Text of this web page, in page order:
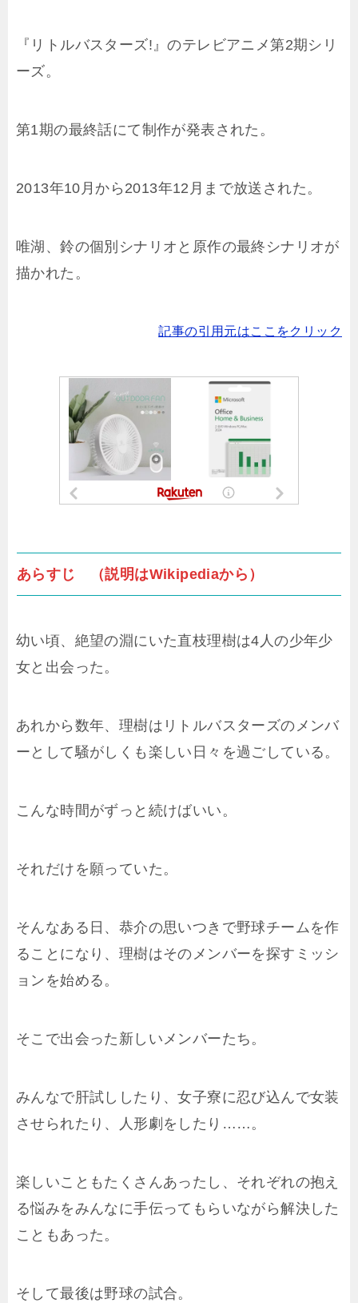
『リトルバスターズ!』のテレビアニメ第2期シリ
ーズ。
第1期の最終話にて制作が発表された。
2013年10月から2013年12月まで放送された。
唯湖、鈴の個別シナリオと原作の最終シナリオが
描かれた。
記事の引用元はここをクリック
あらすじ （説明はWikipediaから）
幼い頃、絶望の淵にいた直枝理樹は4人の少年少
女と出会った。
あれから数年、理樹はリトルバスターズのメンバ
ーとして騒がしくも楽しい日々を過ごしている。
こんな時間がずっと続けばいい。
それだけを願っていた。
そんなある日、恭介の思いつきで野球チームを作
ることになり、理樹はそのメンバーを探すミッシ
ョンを始める。
そこで出会った新しいメンバーたち。
みんなで肝試ししたり、女子寮に忍び込んで女装
させられたり、人形劇をしたり……。
楽しいこともたくさんあったし、それぞれの抱え
る悩みをみんなに手伝ってもらいながら解決した
こともあった。
そして最後は野球の試合。